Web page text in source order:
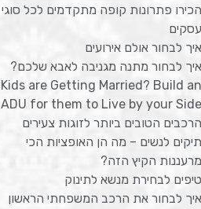
הכירו פתרונות קופה מתקדמים לכל סוגי
עסקים
איך לבחור אולם אירועים
איך לבחור מתנה מגניבה לאבא שלכם?
Kids are Getting Married? Build an
ADU for them to Live by your Side
הרכבים הטובים ביותר לזוגות צעירים
תיקים לנשים – מה הן האופציות הכי
מרעננות הקיץ הזה?
טיפים לבחירת מנשא לתינוק
איך לבחור את הרכב המשפחתי הראשון